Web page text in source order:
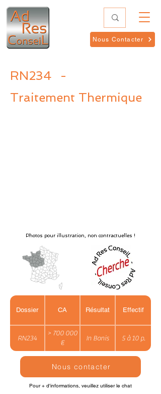
Nous Contacter
RN234
-
Traitement Thermique
Photos pour illustration, non contractuelles !
Dossier CA Résultat Effectif
RN234
> 700 000
€
In Bonis 5 à 10 p.
Nous contacter
Pour + d'informations, veuillez utiliser le chat